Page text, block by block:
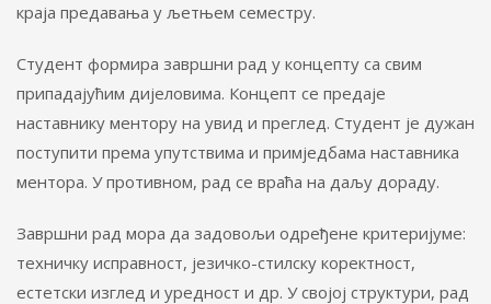
краја предавања у љетњем семестру.
Студент формира завршни рад у концепту са свим
припадајућим дијеловима. Концепт се предаје
наставнику ментору на увид и преглед. Студент је дужан
поступити према упутствима и примједбама наставника
ментора. У противном, рад се враћа на даљу дораду.
Завршни рад мора да задовољи одређене критеријуме:
техничку исправност, језичко-стилску коректност,
естетски изглед и уредност и др. У својој структури, рад